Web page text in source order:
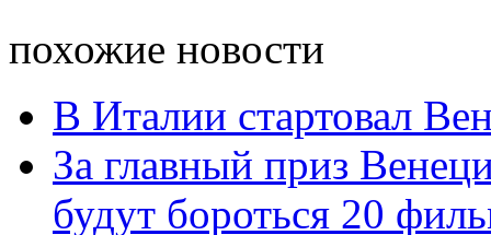
похожие новости
В Италии стартовал
За главный приз
будут бороться 20